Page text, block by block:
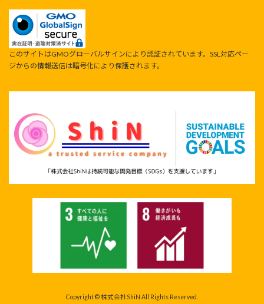
このサイトはGMOグローバルサインにより認証されています。SSL対応ペー
ジからの情報送信は暗号化により保護されます。
Copyright © 株式会社ShiN All Rights Reserved.